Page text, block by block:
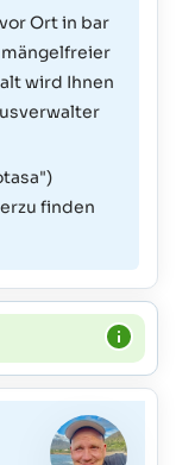
Ort in bar
wird Ihnen
finden